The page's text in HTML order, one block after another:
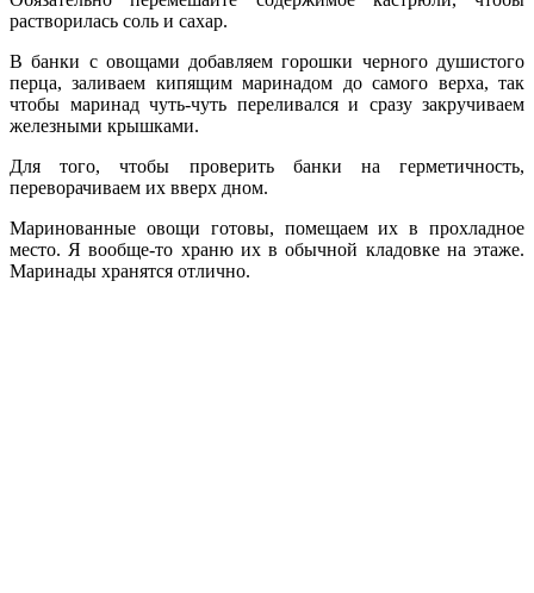
растворилась соль и сахар.
В банки с овощами добавляем горошки черного душистого
перца, заливаем кипящим маринадом до самого верха, так
чтобы маринад чуть-чуть переливался и сразу закручиваем
железными крышками.
Для того, чтобы проверить банки на герметичность,
переворачиваем их вверх дном.
Маринованные овощи готовы, помещаем их в прохладное
место. Я вообще-то храню их в обычной кладовке на этаже.
Маринады хранятся отлично.